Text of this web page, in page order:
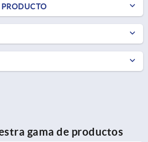
PRODUCTO
gama de productos